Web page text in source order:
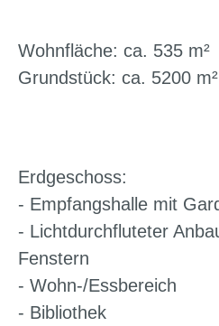
Wohnfläche: ca. 535 m²
Grundstück: ca. 5200 m²
Erdgeschoss:
- Empfangshalle mit
- Lichtdurchfluteter
Fenstern
- Wohn-/Essbereich
- Bibliothek